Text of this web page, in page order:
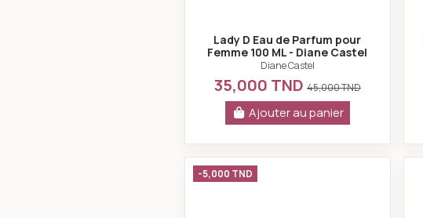
Lady D Eau de Parfum pour
Femme 100 ML - Diane Castel
Diane Castel
35,000 TND 45,000 TND
Ajouter au panier
-5,000 TND